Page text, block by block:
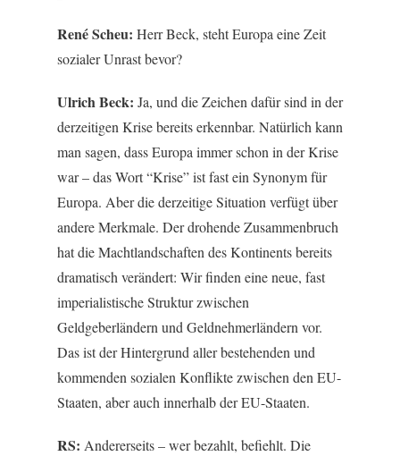
René Scheu: Herr Beck, steht Europa eine Zeit
sozialer Unrast bevor?
Ulrich Beck: Ja, und die Zeichen dafür sind in der
derzeitigen Krise bereits erkennbar. Natürlich kann
man sagen, dass Europa immer schon in der Krise
war – das Wort “Krise” ist fast ein Synonym für
Europa. Aber die derzeitige Situation verfügt über
andere Merkmale. Der drohende Zusammenbruch
hat die Machtlandschaften des Kontinents bereits
dramatisch verändert: Wir finden eine neue, fast
imperialistische Struktur zwischen
Geldgeberländern und Geldnehmerländern vor.
Das ist der Hintergrund aller bestehenden und
kommenden sozialen Konflikte zwischen den EU-
Staaten, aber auch innerhalb der EU-Staaten.
RS: Andererseits – wer bezahlt, befiehlt. Die